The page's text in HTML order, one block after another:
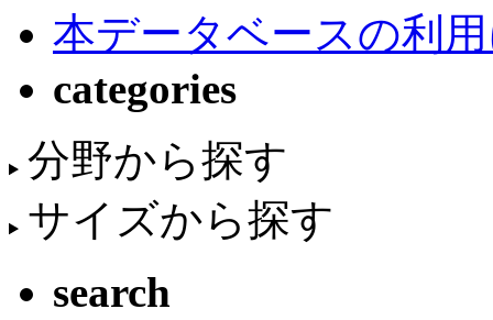
本データベースの利
categories
分野から探す
サイズから探す
search